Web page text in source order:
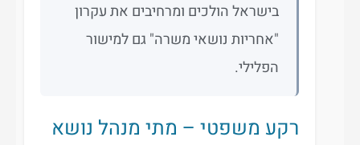
בישראל הולכים ומרחיבים את עקרון
"אחריות נושאי משרה" גם למישור
הפלילי.
רקע משפטי – מתי מנהל נושא